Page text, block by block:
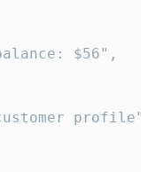
$56",